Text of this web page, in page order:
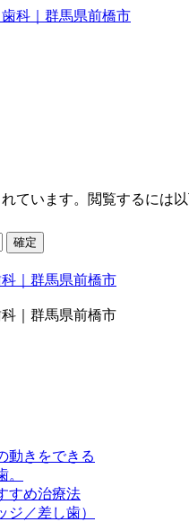
ています。閲覧するには
｜群馬県前橋市
｜群馬県前橋市
動きをできる
すめ治療法
ジ／差し歯）